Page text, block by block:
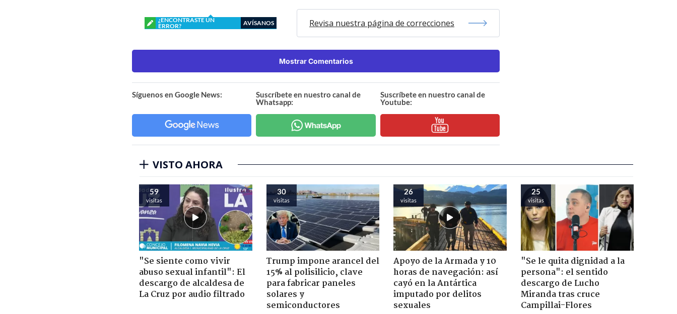
¿ENCONTRASTE UN
ERROR?
AVÍSANOS Revisa nuestra página de correcciones
Mostrar Comentarios
Síguenos en Google News:
Suscríbete en nuestro canal de
Whatsapp:
Suscríbete en nuestro canal de
Youtube:
VISTO AHORA
59
visitas
"Se siente como vivir
abuso sexual infantil": El
descargo de alcaldesa de
La Cruz por audio filtrado
30
visitas
Trump impone arancel del
15% al polisilicio, clave
para fabricar paneles
solares y
semiconductores
26
visitas
Apoyo de la Armada y 10
horas de navegación: así
cayó en la Antártica
imputado por delitos
sexuales
25
visitas
"Se le quita dignidad a la
persona": el sentido
descargo de Lucho
Miranda tras cruce
Campillai-Flores